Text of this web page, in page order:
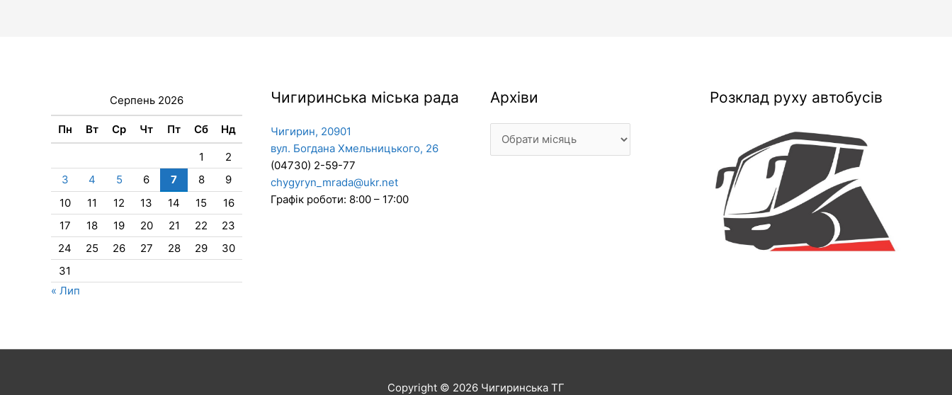
Серпень 2026
Пн Вт Ср Чт Пт Сб Нд
1
2
3
4 5 6 7 8
9
10
11 12 13 14 15
16
17
18 19 20 21 22
23
24
25 26 27 28 29
30
31
« Лип
Чигиринська міська рада
Чигирин, 20901
вул. Богдана Хмельницького, 26
(04730) 2-59-77
chygyryn_mrada@ukr.net
Графік роботи: 8:00 – 17:00
Архіви
Архіви Розклад руху автобусів
Copyright © 2026 Чигиринська ТГ